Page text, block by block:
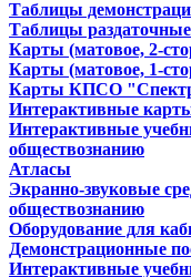
Таблицы
Таблицы раздаточные
Карты (матовое, 2-
Карты (матовое, 1-
Карты КПСО
Интерактивные
Интерактивные
обществознанию
Атласы
Экранно-звуковые
обществознанию
Оборудование для
Демонстрационные
Интерактивные